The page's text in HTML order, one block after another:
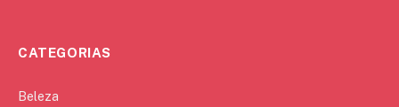
CATEGORIAS
Beleza